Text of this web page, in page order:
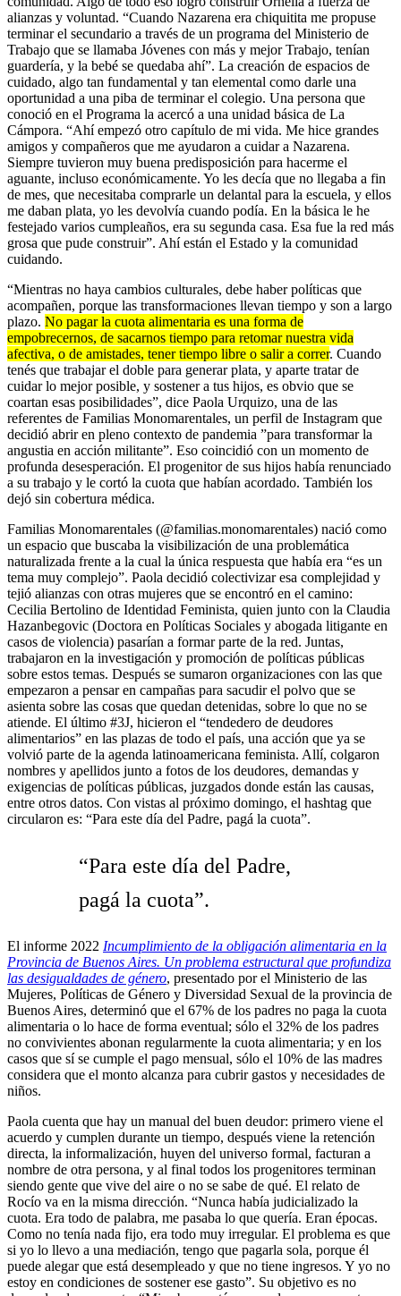
alianzas y voluntad. “Cuando Nazarena era chiquitita me propuse
terminar el secundario a través de un programa del Ministerio de
Trabajo que se llamaba Jóvenes con más y mejor Trabajo, tenían
guardería, y la bebé se quedaba ahí”. La creación de espacios de
cuidado, algo tan fundamental y tan elemental como darle una
oportunidad a una piba de terminar el colegio. Una persona que
conoció en el Programa la acercó a una unidad básica de La
Cámpora. “Ahí empezó otro capítulo de mi vida. Me hice grandes
amigos y compañeros que me ayudaron a cuidar a Nazarena.
Siempre tuvieron muy buena predisposición para hacerme el
aguante, incluso económicamente. Yo les decía que no llegaba a fin
de mes, que necesitaba comprarle un delantal para la escuela, y ellos
me daban plata, yo les devolvía cuando podía. En la básica le he
festejado varios cumpleaños, era su segunda casa. Esa fue la red más
grosa que pude construir”. Ahí están el Estado y la comunidad
cuidando.
“Mientras no haya cambios culturales, debe haber políticas que
acompañen, porque las transformaciones llevan tiempo y son a largo
plazo. No pagar la cuota alimentaria es una forma de
empobrecernos, de sacarnos tiempo para retomar nuestra vida
afectiva, o de amistades, tener tiempo libre o salir a correr. Cuando
tenés que trabajar el doble para generar plata, y aparte tratar de
cuidar lo mejor posible, y sostener a tus hijos, es obvio que se
coartan esas posibilidades”, dice Paola Urquizo, una de las
referentes de Familias Monomarentales, un perfil de Instagram que
decidió abrir en pleno contexto de pandemia ”para transformar la
angustia en acción militante”. Eso coincidió con un momento de
profunda desesperación. El progenitor de sus hijos había renunciado
a su trabajo y le cortó la cuota que habían acordado. También los
dejó sin cobertura médica.
Familias Monomarentales (@familias.monomarentales) nació como
un espacio que buscaba la visibilización de una problemática
naturalizada frente a la cual la única respuesta que había era “es un
tema muy complejo”. Paola decidió colectivizar esa complejidad y
tejió alianzas con otras mujeres que se encontró en el camino:
Cecilia Bertolino de Identidad Feminista, quien junto con la Claudia
Hazanbegovic (Doctora en Políticas Sociales y abogada litigante en
casos de violencia) pasarían a formar parte de la red. Juntas,
trabajaron en la investigación y promoción de políticas públicas
sobre estos temas. Después se sumaron organizaciones con las que
empezaron a pensar en campañas para sacudir el polvo que se
asienta sobre las cosas que quedan detenidas, sobre lo que no se
atiende. El último #3J, hicieron el “tendedero de deudores
alimentarios” en las plazas de todo el país, una acción que ya se
volvió parte de la agenda latinoamericana feminista. Allí, colgaron
nombres y apellidos junto a fotos de los deudores, demandas y
exigencias de políticas públicas, juzgados donde están las causas,
entre otros datos. Con vistas al próximo domingo, el hashtag que
circularon es: “Para este día del Padre, pagá la cuota”.
“Para este día del Padre,
pagá la cuota”.
El informe 2022 Incumplimiento de la obligación alimentaria en la
Provincia de Buenos Aires. Un problema estructural que profundiza
las desigualdades de género, presentado por el Ministerio de las
Mujeres, Políticas de Género y Diversidad Sexual de la provincia de
Buenos Aires, determinó que el 67% de los padres no paga la cuota
alimentaria o lo hace de forma eventual; sólo el 32% de los padres
no convivientes abonan regularmente la cuota alimentaria; y en los
casos que sí se cumple el pago mensual, sólo el 10% de las madres
considera que el monto alcanza para cubrir gastos y necesidades de
niños.
Paola cuenta que hay un manual del buen deudor: primero viene el
acuerdo y cumplen durante un tiempo, después viene la retención
directa, la informalización, huyen del universo formal, facturan a
nombre de otra persona, y al final todos los progenitores terminan
siendo gente que vive del aire o no se sabe de qué. El relato de
Rocío va en la misma dirección. “Nunca había judicializado la
cuota. Era todo de palabra, me pasaba lo que quería. Eran épocas.
Como no tenía nada fijo, era todo muy irregular. El problema es que
si yo lo llevo a una mediación, tengo que pagarla sola, porque él
puede alegar que está desempleado y que no tiene ingresos. Y yo no
estoy en condiciones de sostener ese gasto”. Su objetivo es no